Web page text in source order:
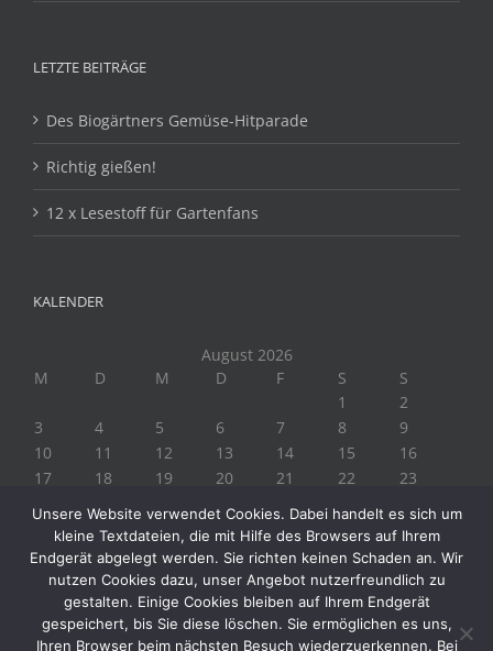
LETZTE BEITRÄGE
Des Biogärtners Gemüse-Hitparade
Richtig gießen!
12 x Lesestoff für Gartenfans
KALENDER
August 2026
M
D M D F S
S
1
2
3
4 5 6 7 8
9
10
11 12 13 14 15
16
17
18 19 20 21 22
23
« Juli
Unsere Website verwendet Cookies. Dabei handelt es sich um
kleine Textdateien, die mit Hilfe des Browsers auf Ihrem
Endgerät abgelegt werden. Sie richten keinen Schaden an. Wir
nutzen Cookies dazu, unser Angebot nutzerfreundlich zu
gestalten. Einige Cookies bleiben auf Ihrem Endgerät
gespeichert, bis Sie diese löschen. Sie ermöglichen es uns,
Ihren Browser beim nächsten Besuch wiederzuerkennen. Bei